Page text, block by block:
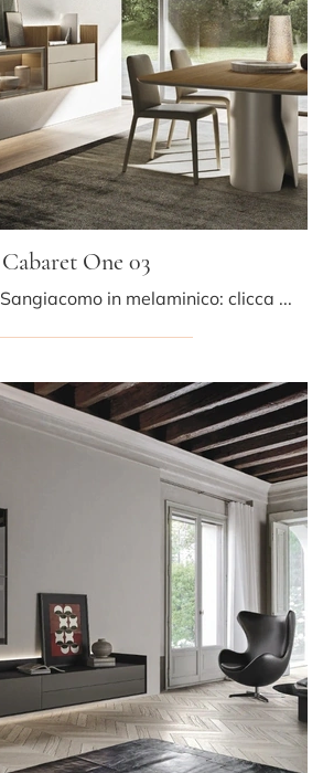
Cabaret One 03
Mobili soggiorno Sangiacomo in melaminico: clicca e scopri di più sul modello Cabaret One 03, perfetto per ultimare spazi moderni.